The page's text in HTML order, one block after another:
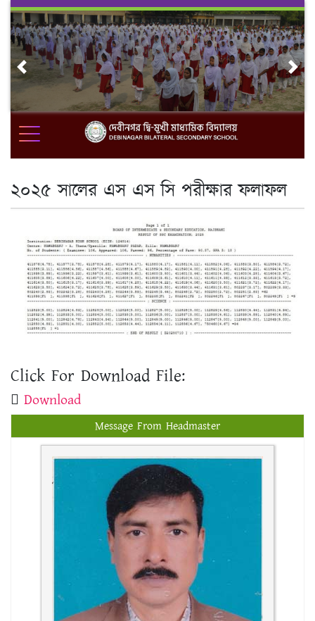
Skip
content
Previous
২০২৫ সালের এস এস সি পরীক্ষার ফলাফল
Click For Download File:
Download
Message From Headmaster